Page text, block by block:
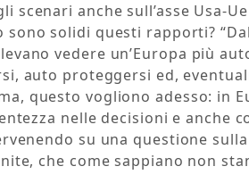
scenari anche sull’asse Usa-
solidi questi rapporti?
vedere un’Europa più
auto proteggersi ed,
questo vogliono adesso: in
nelle decisioni e anche
su una questione
che come sappiano non